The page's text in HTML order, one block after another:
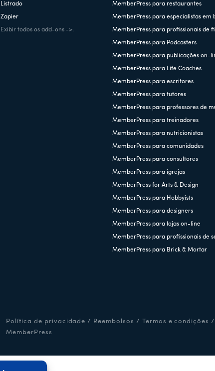
Listrado
Zapier
Exibir todos os add-ons ->.
MemberPress para restaurantes
MemberPress para especialistas em
MemberPress para profissionais de
MemberPress para Podcasters
MemberPress para publicações on-
MemberPress para Life Coaches
MemberPress para escritores
MemberPress para tutores
MemberPress para professores de
MemberPress para treinadores
MemberPress para nutricionistas
MemberPress para comunidades
MemberPress para consultores
MemberPress para igrejas
MemberPress for Arts & Design
MemberPress para Hobbyists
MemberPress para designers
MemberPress para lojas on-line
MemberPress para profissionais de
MemberPress para Brick & Mortar
Política de privacidade / Reembolsos / Termos e condições /
MemberPress